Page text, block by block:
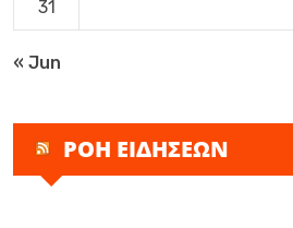
31
« Jun
ΡΟΗ ΕΙΔΗΣΕΩΝ